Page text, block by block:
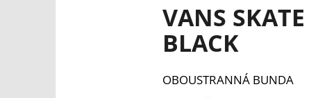
VANS
BLACK
OBOUSTRANNÁ BUNDA
HLEDAT